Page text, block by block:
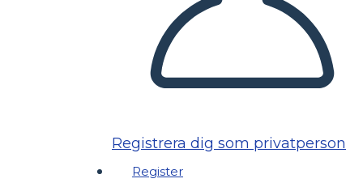
Registrera dig som privatperson
Register